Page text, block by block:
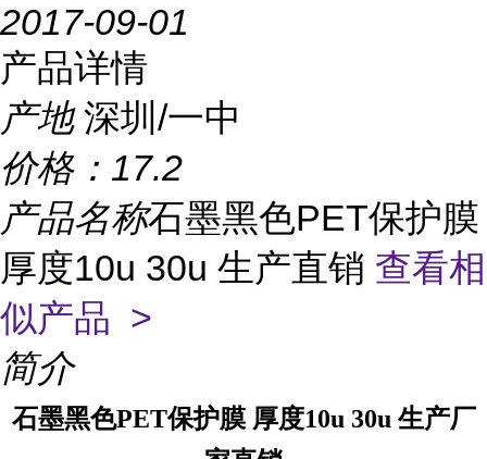
2017-09-01
产品详情
产地 深圳/一中
价格： 17.2
产品名称石墨黑色PET保护膜
厚度10u 30u 生产直销 查看相
似产品 >
简介
石墨黑色PET保护膜 厚度10u 30u 生产厂